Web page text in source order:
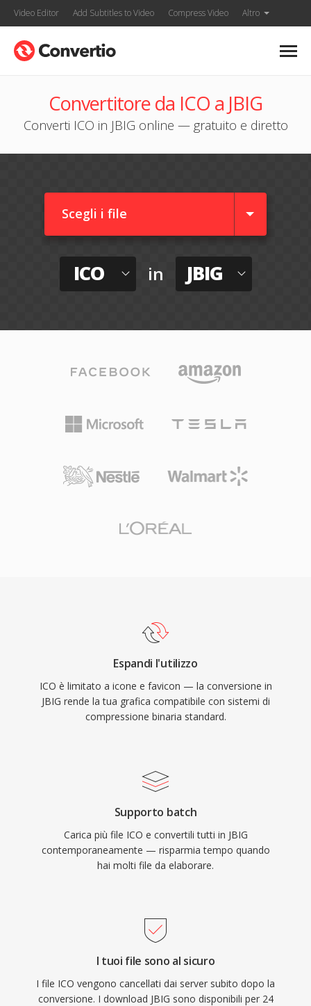
Video Editor Add Subtitles to Video Compress Video Altro
Convertitore da ICO a JBIG
Converti ICO in JBIG online — gratuito e diretto
Scegli i file
ICO in JBIG
Espandi l'utilizzo
ICO è limitato a icone e favicon — la conversione in
JBIG rende la tua grafica compatibile con sistemi di
compressione binaria standard.
Supporto batch
Carica più file ICO e convertili tutti in JBIG
contemporaneamente — risparmia tempo quando
hai molti file da elaborare.
I tuoi file sono al sicuro
I file ICO vengono cancellati dai server subito dopo la
conversione. I download JBIG sono disponibili per 24